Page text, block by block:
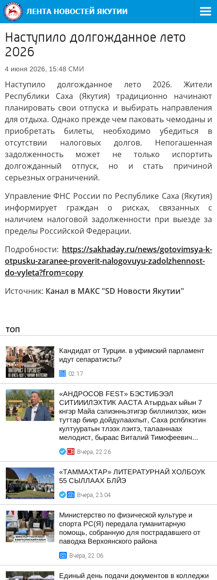
Наступило долгожданное лето
2026
4 июня 2026, 15:48 СМИ
Наступило долгожданное лето 2026. Жители
Республики Саха (Якутия) традиционно начинают
планировать свои отпуска и выбирать направления
для отдыха. Однако прежде чем паковать чемоданы и
приобретать билеты, необходимо убедиться в
отсутствии налоговых долгов. Непогашенная
задолженность может не только испортить
долгожданный отпуск, но и стать причиной
серьезных ограничений.
Управление ФНС России по Республике Саха (Якутия)
информирует граждан о рисках, связанных с
наличием налоговой задолженности при выезде за
пределы Российской Федерации.
Подробности: https://sakhaday.ru/news/gotovimsya-k-
otpusku-zaranee-proverit-nalogovuyu-zadolzhennost-
do-vyleta?from=copy
Источник: Канал в МАКС "SD Новости Якутии"
ТОП
Кандидат от Турции. в уфимский парламент
идут сепаратисты?
02:17
«АНДРОСОВ FEST» БЭСТИБЭЭЛ
СИТИИИЛЭХТИК ААСТА Атырдьах ыйын 7
кнгэр Майа сэлиэнньэтигэр биллиилээх, киэн
туттар биир дойдулаахпыт, Саха рспблкэтин
култууратын тлээх лэитэ, талааннаах
мелодист, быраас Виталий Тимофеевич...
Вчера, 22:26
«ТАММАХТАР» ЛИТЕРАТУРНАЙ ХОЛБОУК
55 СЫЛЛААХ БЛЙЭ
Вчера, 23:04
Министерство по физической культуре и
спорта РС(Я) передала гуманитарную
помощь, собранную для пострадавшего от
паводка Верхоянского района
Вчера, 22:06
Единый день подачи документов в колледжи